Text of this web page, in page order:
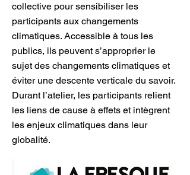
collective pour sensibiliser les
participants aux changements
climatiques. Accessible à tous les
publics, ils peuvent s’approprier le
sujet des changements climatiques et
éviter une descente verticale du savoir.
Durant l’atelier, les participants relient
les liens de cause à effets et intègrent
les enjeux climatiques dans leur
globalité.